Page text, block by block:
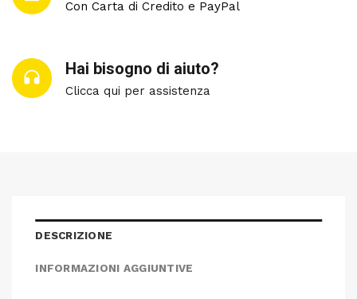
Con Carta di Credito e PayPal
Hai bisogno di aiuto?
Clicca qui per assistenza
DESCRIZIONE
INFORMAZIONI AGGIUNTIVE